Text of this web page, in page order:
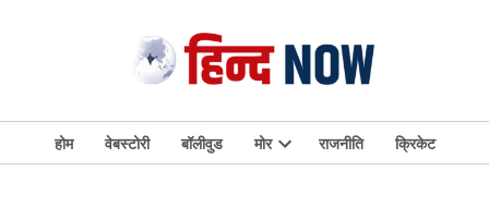
होम वेबस्टोरी बॉलीवुड मोर
Open
राजनीति क्रिकेट